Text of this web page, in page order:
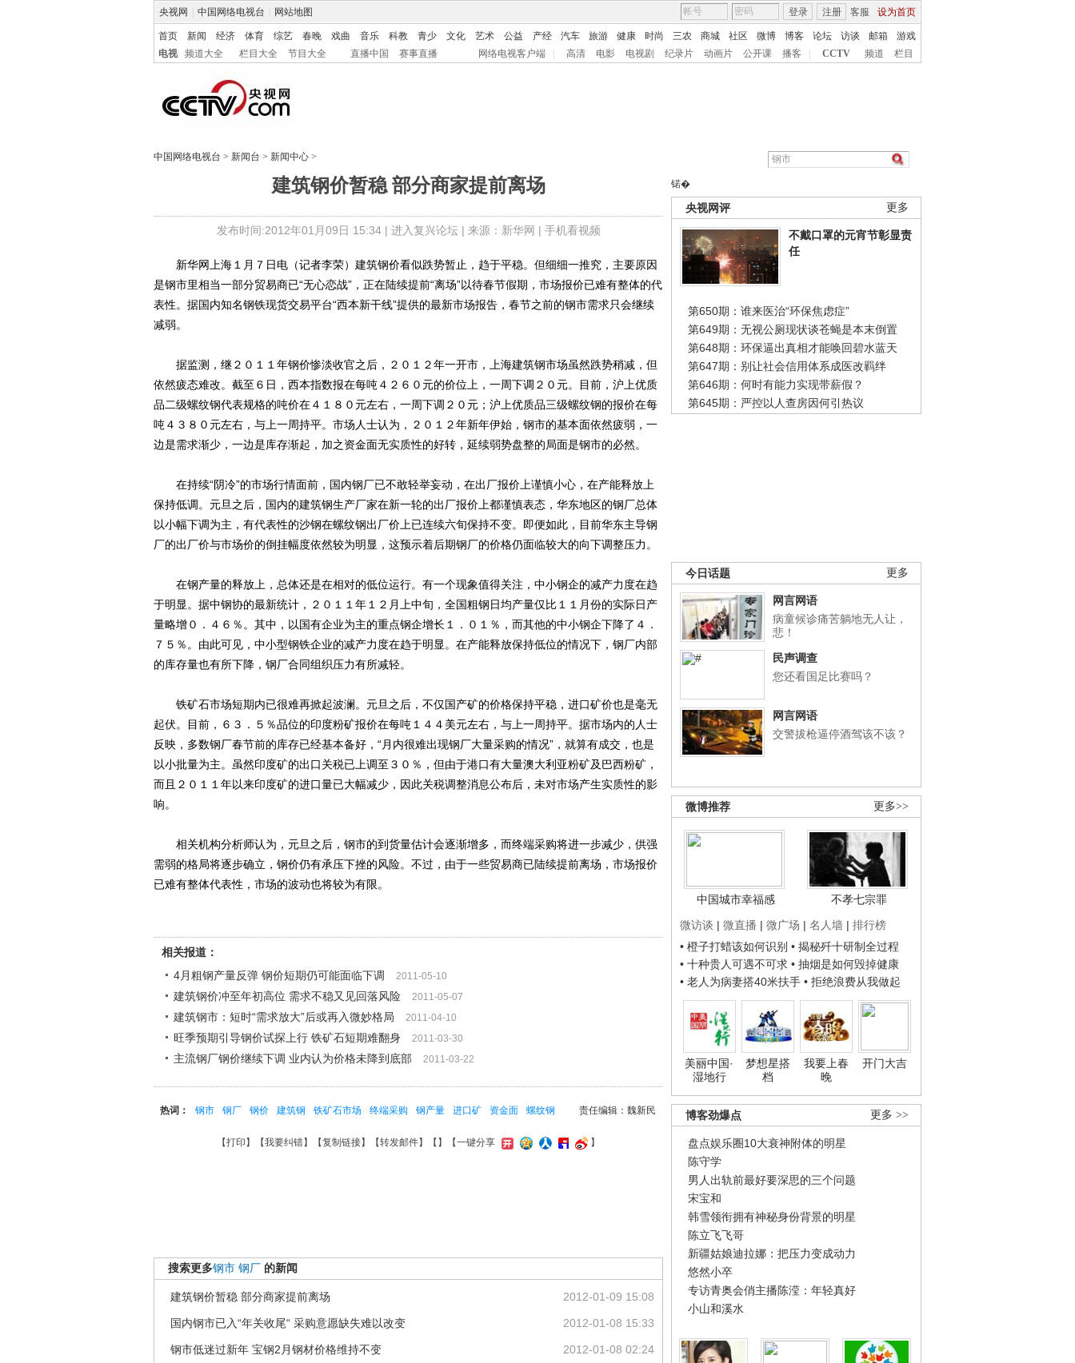
央视网 中国网络电视台 网站地图 客服 设为首页
登录 注册
首页 新闻 经济 体育 综艺 春晚 戏曲 音乐 科教 青少 文化 艺术 公益 产经 汽车 旅游 健康 时尚 三农 商城 社区 微博 博客 论坛 访谈 邮箱
游戏
电视
频道大全 栏目大全 节目大全 直播中国 赛事直播 网络电视客户端 高清 电影 电视剧 纪录片 动画片 公开课 播客 CCTV 频道 栏目
中国网络电视台 > 新闻台 > 新闻中心 >
建筑钢价暂稳 部分商家提前离场
发布时间:2012年01月09日 15:34 | 进入复兴论坛| 来源：新华网 | 手机看视频
锘�
更多
央视网评
不戴口罩的元宵节彰显责
任
第650期：谁来医治“环保焦虑症”
第649期：无视公厕现状谈苍蝇是本末倒置
第648期：环保逼出真相才能唤回碧水蓝天
第647期：别让社会信用体系成医改羁绊
第646期：何时有能力实现带薪假？
第645期：严控以人查房因何引热议
更多
今日话题
网言网语
病童候诊痛苦躺地无人让，
悲！
民声调查
您还看国足比赛吗？
网言网语
交警拔枪逼停酒驾该不该？
更多>>
微博推荐
中国城市幸福感
不孝七宗罪
微访谈 | 微直播 | 微广场 | 名人墙 | 排行榜
• 橙子打蜡该如何识别 • 揭秘歼十研制全过程
• 十种贵人可遇不可求 • 抽烟是如何毁掉健康
• 老人为病妻搭40米扶手 • 拒绝浪费从我做起
美丽中国·
湿地行
梦想星搭
档
我要上春
晚
开门大吉
更多 >>
博客劲爆点
盘点娱乐圈10大衰神附体的明星
陈守学
男人出轨前最好要深思的三个问题
宋宝和
韩雪领衔拥有神秘身份背景的明星
陈立飞飞哥
新疆姑娘迪拉娜：把压力变成动力
悠然小卒
专访青奥会俏主播陈滢：年轻真好
小山和溪水
新华网上海１月７日电（记者李荣）建筑钢价看似跌势暂止，趋于平稳。但细细一推究，主要原因
是钢市里相当一部分贸易商已“无心恋战”，正在陆续提前“离场”以待春节假期，市场报价已难有整体的代
表性。据国内知名钢铁现货交易平台“西本新干线”提供的最新市场报告，春节之前的钢市需求只会继续
减弱。
据监测，继２０１１年钢价惨淡收官之后，２０１２年一开市，上海建筑钢市场虽然跌势稍减，但
依然疲态难改。截至６日，西本指数报在每吨４２６０元的价位上，一周下调２０元。目前，沪上优质
品二级螺纹钢代表规格的吨价在４１８０元左右，一周下调２０元；沪上优质品三级螺纹钢的报价在每
吨４３８０元左右，与上一周持平。市场人士认为，２０１２年新年伊始，钢市的基本面依然疲弱，一
边是需求渐少，一边是库存渐起，加之资金面无实质性的好转，延续弱势盘整的局面是钢市的必然。
在持续“阴冷”的市场行情面前，国内钢厂已不敢轻举妄动，在出厂报价上谨慎小心，在产能释放上
保持低调。元旦之后，国内的建筑钢生产厂家在新一轮的出厂报价上都谨慎表态，华东地区的钢厂总体
以小幅下调为主，有代表性的沙钢在螺纹钢出厂价上已连续六旬保持不变。即便如此，目前华东主导钢
厂的出厂价与市场价的倒挂幅度依然较为明显，这预示着后期钢厂的价格仍面临较大的向下调整压力。
在钢产量的释放上，总体还是在相对的低位运行。有一个现象值得关注，中小钢企的减产力度在趋
于明显。据中钢协的最新统计，２０１１年１２月上中旬，全国粗钢日均产量仅比１１月份的实际日产
量略增０．４６％。其中，以国有企业为主的重点钢企增长１．０１％，而其他的中小钢企下降了４．
７５％。由此可见，中小型钢铁企业的减产力度在趋于明显。在产能释放保持低位的情况下，钢厂内部
的库存量也有所下降，钢厂合同组织压力有所减轻。
铁矿石市场短期内已很难再掀起波澜。元旦之后，不仅国产矿的价格保持平稳，进口矿价也是毫无
起伏。目前，６３．５％品位的印度粉矿报价在每吨１４４美元左右，与上一周持平。据市场内的人士
反映，多数钢厂春节前的库存已经基本备好，“月内很难出现钢厂大量采购的情况”，就算有成交，也是
以小批量为主。虽然印度矿的出口关税已上调至３０％，但由于港口有大量澳大利亚粉矿及巴西粉矿，
而且２０１１年以来印度矿的进口量已大幅减少，因此关税调整消息公布后，未对市场产生实质性的影
响。
相关机构分析师认为，元旦之后，钢市的到货量估计会逐渐增多，而终端采购将进一步减少，供强
需弱的格局将逐步确立，钢价仍有承压下挫的风险。不过，由于一些贸易商已陆续提前离场，市场报价
已难有整体代表性，市场的波动也将较为有限。
相关报道：
4月粗钢产量反弹 钢价短期仍可能面临下调
2011-05-10
建筑钢价冲至年初高位 需求不稳又见回落风险 2011-05-07
建筑钢市：短时“需求放大”后或再入微妙格局 2011-04-10
旺季预期引导钢价试探上行 铁矿石短期难翻身 2011-03-30
主流钢厂钢价继续下调 业内认为价格未降到底部 2011-03-22
责任编辑：魏新民
热词： 钢市 钢厂 钢价 建筑钢 铁矿石市场 终端采购 钢产量 进口矿 资金面 螺纹钢
【打印 】【我要纠错】【复制链接】【转发邮件】【 】 【一键分享 】
搜索更多钢市 钢厂 的新闻
2012-01-09 15:08
建筑钢价暂稳 部分商家提前离场
2012-01-08 15:33
国内钢市已入“年关收尾“ 采购意愿缺失难以改变
2012-01-08 02:24
钢市低迷过新年 宝钢2月钢材价格维持不变